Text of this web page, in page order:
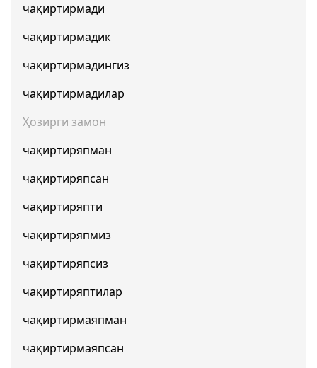
чақиртирмади
чақиртирмадик
чақиртирмадингиз
чақиртирмадилар
Ҳозирги замон
чақиртиряпман
чақиртиряпсан
чақиртиряпти
чақиртиряпмиз
чақиртиряпсиз
чақиртиряптилар
чақиртирмаяпман
чақиртирмаяпсан